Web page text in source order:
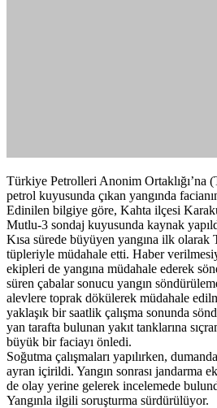
Türkiye Petrolleri Anonim Ortaklığı’na
petrol kuyusunda çıkan yangında
Edinilen bilgiye göre, Kahta ilçesi
Mutlu-3 sondaj kuyusunda kaynak
Kısa sürede büyüyen yangına ilk olarak
tüpleriyle müdahale etti. Haber
ekipleri de yangına müdahale ederek
süren çabalar sonucu yangın
alevlere toprak dökülerek müdahale
yaklaşık bir saatlik çalışma sonunda
yan tarafta bulunan yakıt tanklarına
büyük bir faciayı önledi.
Soğutma çalışmaları yapılırken,
ayran içirildi. Yangın sonrası jandarma
de olay yerine gelerek incelemede
Yangınla ilgili soruşturma sürdürülüyor.